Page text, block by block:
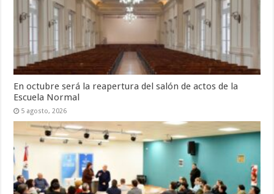
En octubre será la reapertura del salón de actos de la
Escuela Normal
5 agosto, 2026